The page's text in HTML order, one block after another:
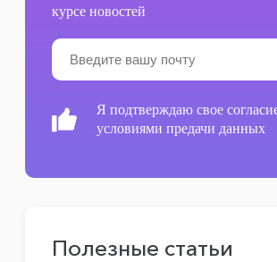
курсе новостей
Я подтверждаю свое
условиями предачи данных
Полезные статьи